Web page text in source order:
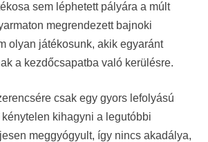
sem léphetett pályára a múlt
megrendezett bajnoki
olyan játékosunk, akik egyaránt
a kezdőcsapatba való kerülésre.
csak egy gyors lefolyású
kihagyni a legutóbbi
meggyógyult, így nincs akadálya,